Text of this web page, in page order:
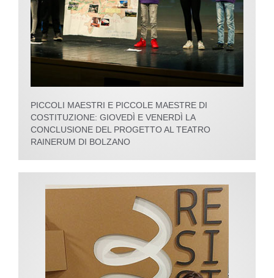
PICCOLI MAESTRI E PICCOLE MAESTRE DI
COSTITUZIONE: GIOVEDÌ E VENERDÌ LA
CONCLUSIONE DEL PROGETTO AL TEATRO
RAINERUM DI BOLZANO